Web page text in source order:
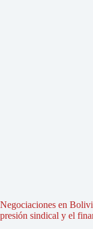
Negociaciones en
presión sindical y el